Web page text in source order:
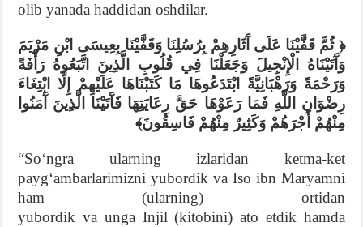
olib yanada haddidan oshdilar.
﴿ ثُمَّ قَفَّيْنَا عَلَى آَثَارِهِمْ بِرُسُلِنَا وَقَفَّيْنَا بِعِيسَى ابْنِ مَرْيَمَ
وَآَتَيْنَاهُ الْإِنْجِيلَ وَجَعَلْنَا فِي قُلُوبِ الَّذِينَ اتَّبَعُوهُ رَأْفَةً
وَرَحْمَةً وَرَهْبَانِيَّةً ابْتَدَعُوهَا مَا كَتَبْنَاهَا عَلَيْهِمْ إِلَّا ابْتِغَاءَ
رِضْوَانِ اللَّهِ فَمَا رَعَوْهَا حَقَّ رِعَايَتِهَا فَآَتَيْنَا الَّذِينَ آَمَنُوا
مِنْهُمْ أَجْرَهُمْ وَكَثِيرٌ مِنْهُمْ فَاسِقُونَ﴾
“Soʻngra ularning izlaridan ketma-ket
paygʻambarlarimizni yubordik va Iso ibn Maryamni
ham (ularning) ortidan
yubordik va unga Injil (kitobini) ato etdik hamda